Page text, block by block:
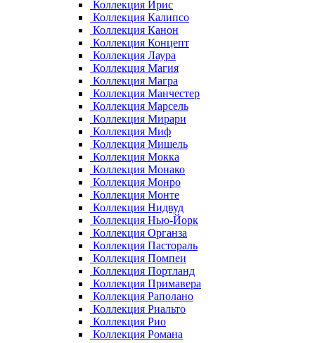
Коллекция Ирис
Коллекция Калипсо
Коллекция Канон
Коллекция Концепт
Коллекция Лаура
Коллекция Магия
Коллекция Магра
Коллекция Манчестер
Коллекция Марсель
Коллекция Мирари
Коллекция Миф
Коллекция Мишель
Коллекция Мокка
Коллекция Монако
Коллекция Монро
Коллекция Монте
Коллекция Нидвуд
Коллекция Нью-Йорк
Коллекция Органза
Коллекция Пастораль
Коллекция Помпеи
Коллекция Портланд
Коллекция Примавера
Коллекция Раполано
Коллекция Риальто
Коллекция Рио
Коллекция Романа